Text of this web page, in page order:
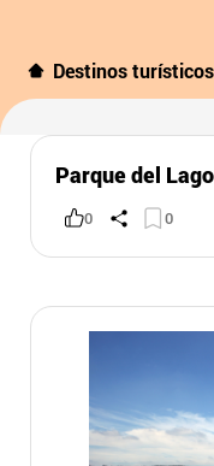
Destinos turísticos
Parque del
0 0